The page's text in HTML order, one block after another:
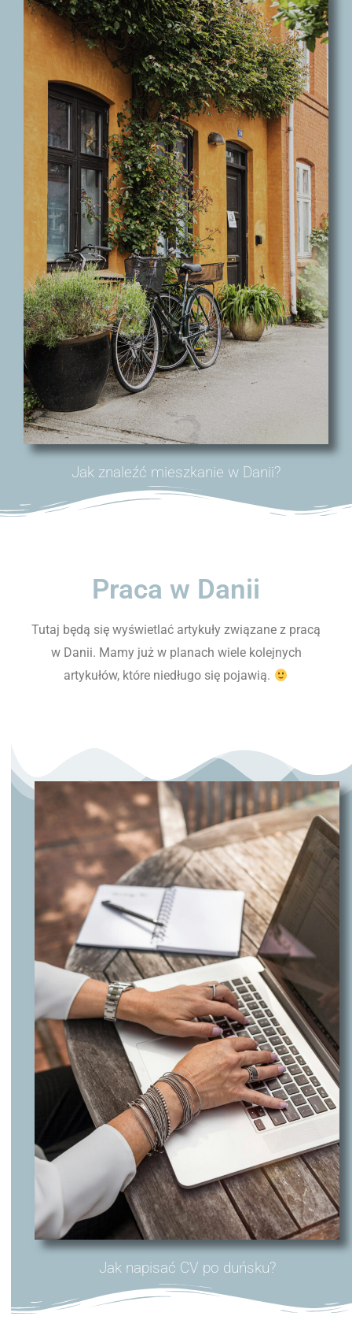
Jak znaleźć mieszkanie w Danii?
Praca w Danii
Tutaj będą się wyświetlać artykuły związane z pracą
w Danii. Mamy już w planach wiele kolejnych
artykułów, które niedługo się pojawią.
Jak napisać CV po duńsku?